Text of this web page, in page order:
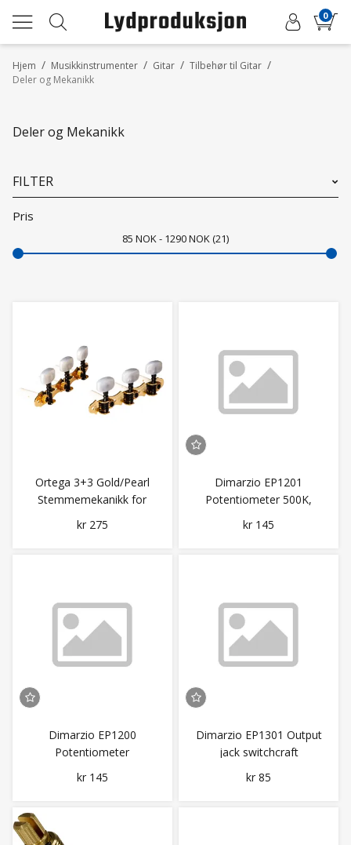
0
/
Hjem /
Musikkinstrumenter /
Gitar /
Tilbehør til Gitar
Deler og Mekanikk
Deler og Mekanikk
FILTER
Pris
85 NOK 1290NOK 21
Ortega 3+3 Gold/Pearl
Stemmemekanikk for
nylonstrengsgitar
kr 275
Dimarzio EP1201
Potentiometer 500K,
Custom Taper
kr 145
Dimarzio EP1200
Potentiometer
Potentiometer 250K
kr 145
Dimarzio EP1301 Output
jack switchcraft
kr 85